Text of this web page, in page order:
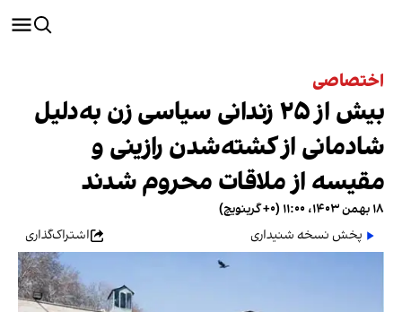
اختصاصی
بیش از ۲۵ زندانی سیاسی زن به‌دلیل
شادمانی از کشته‌شدن رازینی و
مقیسه از ملاقات محروم شدند
۱۸ بهمن ۱۴۰۳، ۱۱:۰۰ (‎+۰ گرینویچ)
پخش نسخه شنیداری
اشتراک‌گذاری